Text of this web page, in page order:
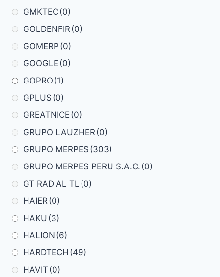
GMKTEC(0)
GOLDENFIR (0)
GOMERP (0)
GOOGLE (0)
GOPRO (1)
GPLUS (0)
GREATNICE (0)
GRUPO LAUZHER (0)
GRUPO MERPES (303)
GRUPO MERPES PERU S.A.C. (0)
GT RADIAL TL (0)
HAIER (0)
HAKU (3)
HALION (6)
HARDTECH (49)
HAVIT (0)